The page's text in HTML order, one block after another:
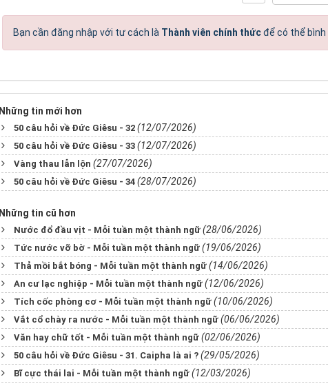
Bạn cần đăng nhập với tư cách là Thành viên chính thứcđể có thể bình
Những tin mới hơn
50 câu hỏi về Đức Giêsu - 32 (12/07/2026)
50 câu hỏi về Đức Giêsu - 33 (12/07/2026)
Vàng thau lẫn lộn (27/07/2026)
50 câu hỏi về Đức Giêsu - 34 (28/07/2026)
Những tin cũ hơn
Nước đổ đầu vịt - Mỗi tuần một thành ngữ (28/06/2026)
Tức nước vỡ bờ - Mỗi tuần một thành ngữ (19/06/2026)
Thả mồi bắt bóng - Mỗi tuần một thành ngữ (14/06/2026)
An cư lạc nghiệp - Mỗi tuần một thành ngữ (12/06/2026)
Tích cốc phòng cơ - Mỗi tuần một thành ngữ (10/06/2026)
Vắt cổ chày ra nước - Mỗi tuần một thành ngữ (06/06/2026)
Văn hay chữ tốt - Mỗi tuần một thành ngữ (02/06/2026)
50 câu hỏi về Đức Giêsu - 31. Caipha là ai ? (29/05/2026)
Bĩ cực thái lai - Mỗi tuần một thành ngữ (12/03/2026)